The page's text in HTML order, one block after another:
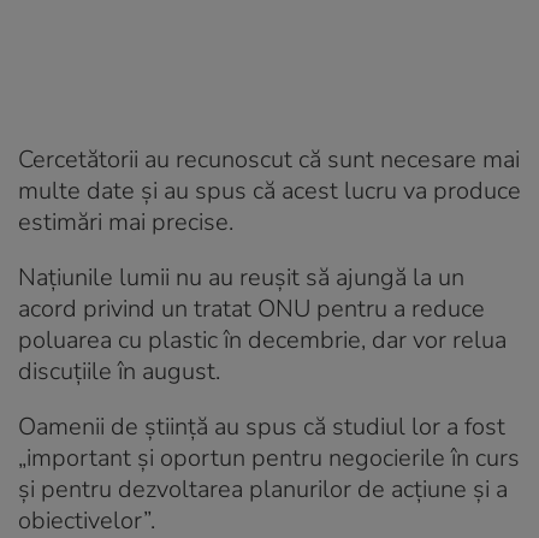
Cercetătorii au recunoscut că sunt necesare mai
multe date și au spus că acest lucru va produce
estimări mai precise.
Națiunile lumii nu au reușit să ajungă la un
acord privind un tratat ONU pentru a reduce
poluarea cu plastic în decembrie, dar vor relua
discuțiile în august.
Oamenii de știință au spus că studiul lor a fost
„important și oportun pentru negocierile în curs
și pentru dezvoltarea planurilor de acțiune și a
obiectivelor”.